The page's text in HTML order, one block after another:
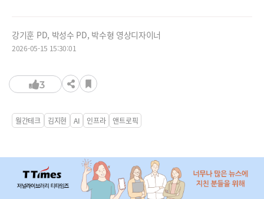
강기훈 PD, 박성수 PD, 박수형 영상디자이너
2026-05-15 15:30:01
3
월간테크 김지현 AI 인프라 앤트로픽